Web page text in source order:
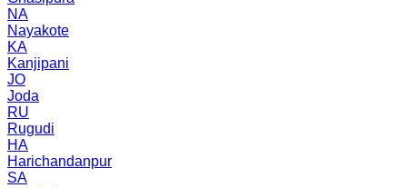
NA
Nayakote
KA
Kanjipani
JO
Joda
RU
Rugudi
HA
Harichandanpur
SA